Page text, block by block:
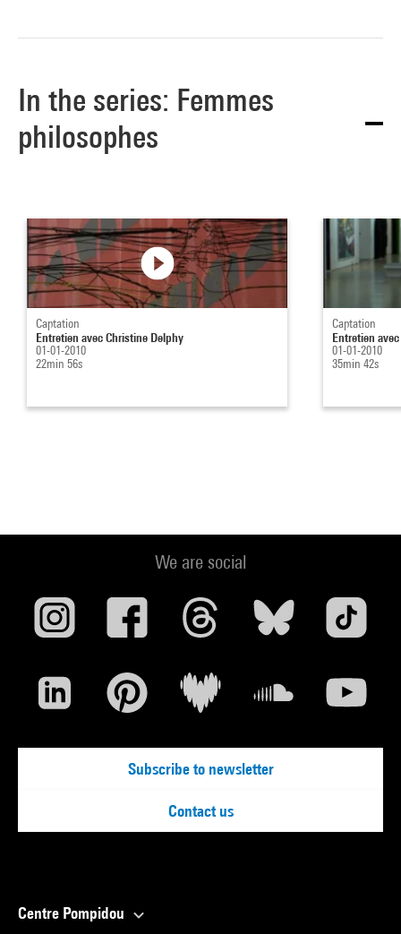
In the series: Femmes
philosophes
Captation
Entretien avec Christine Delphy
01-01-2010
22min 56s
Captation
Entretien
01-01-2010
35min 42s
We are social
Subscribe to newsletter
Contact us
Centre Pompidou